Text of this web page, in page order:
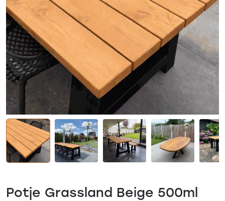
Potje Grassland Beige 500ml